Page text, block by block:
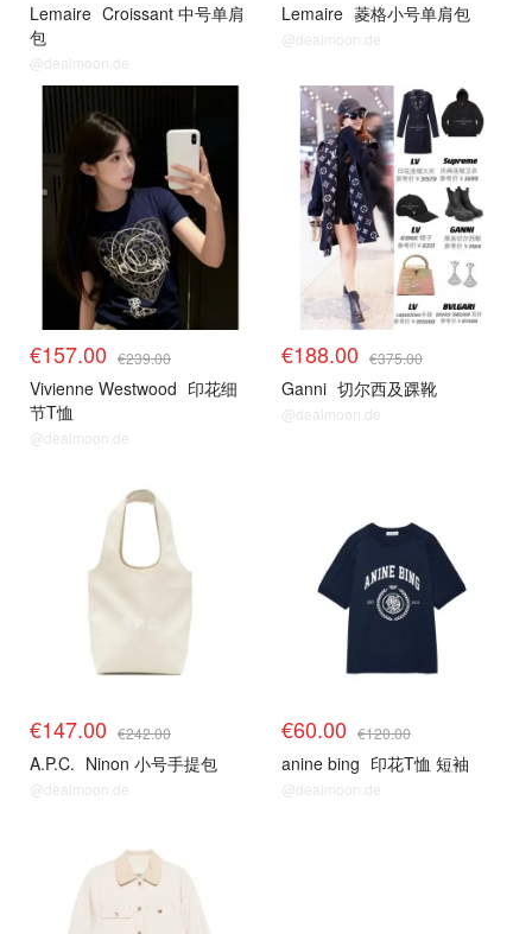
Lemaire Croissant 中号单肩
包
@dealmoon.de
Lemaire 菱格小号单肩包
@dealmoon.de
€157.00 €239.00
Vivienne Westwood 印花细
节T恤
@dealmoon.de
€188.00 €375.00
Ganni 切尔西及踝靴
@dealmoon.de
€147.00 €242.00
A.P.C. Ninon 小号手提包
@dealmoon.de
€60.00 €120.00
anine bing 印花T恤 短袖
@dealmoon.de